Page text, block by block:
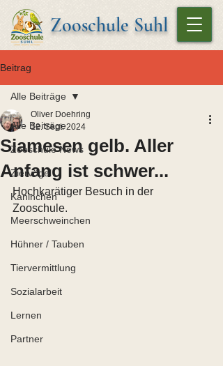
Zooschule Suhl
Beitrag
Alle Beiträge
Zooschule News
Ziervögel
Kaninchen
Meerschweinchen
Hühner / Tauben
Tiervermittlung
Sozialarbeit
Lernen
Partner
Alle Beiträge
Siamesen gelb. Aller
Anfang ist schwer...
Oliver Doehring
12. Sept. 2024
Hochkarätiger Besuch in der
Zooschule.